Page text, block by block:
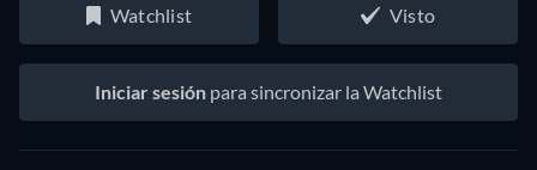
Watchlist Visto
Iniciar sesión para sincronizar la Watchlist